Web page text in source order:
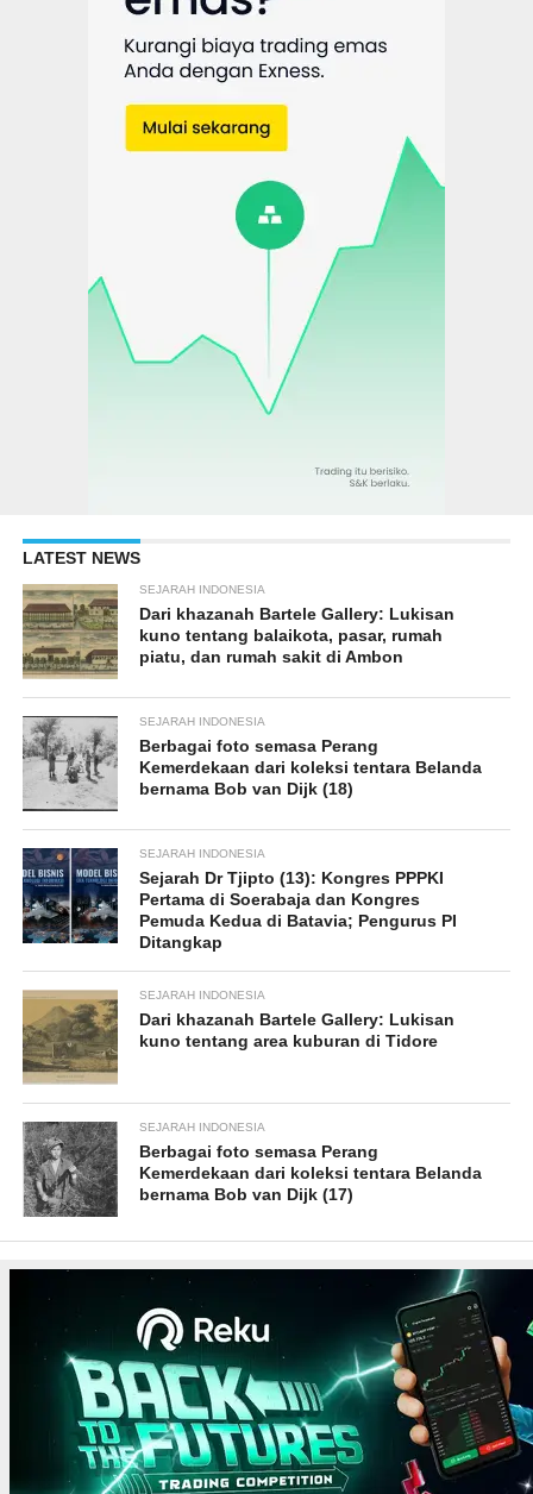
LATEST NEWS
SEJARAH INDONESIA
Dari khazanah Bartele Gallery: Lukisan
kuno tentang balaikota, pasar, rumah
piatu, dan rumah sakit di Ambon
SEJARAH INDONESIA
Berbagai foto semasa Perang
Kemerdekaan dari koleksi tentara Belanda
bernama Bob van Dijk (18)
SEJARAH INDONESIA
Sejarah Dr Tjipto (13): Kongres PPPKI
Pertama di Soerabaja dan Kongres
Pemuda Kedua di Batavia; Pengurus PI
Ditangkap
SEJARAH INDONESIA
Dari khazanah Bartele Gallery: Lukisan
kuno tentang area kuburan di Tidore
SEJARAH INDONESIA
Berbagai foto semasa Perang
Kemerdekaan dari koleksi tentara Belanda
bernama Bob van Dijk (17)